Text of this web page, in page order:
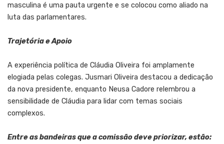
masculina é uma pauta urgente e se colocou como aliado na
luta das parlamentares.
Trajetória e Apoio
A experiência política de Cláudia Oliveira foi amplamente
elogiada pelas colegas. Jusmari Oliveira destacou a dedicação
da nova presidente, enquanto Neusa Cadore relembrou a
sensibilidade de Cláudia para lidar com temas sociais
complexos.
Entre as bandeiras que a comissão deve priorizar, estão: